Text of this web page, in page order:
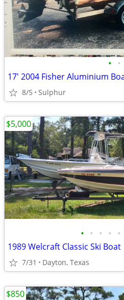
• •
17' 2004 Fisher Aluminium
8/5 Sulphur
• • • • •
1989 Welcraft Classic Ski Boat
7/31 Dayton, Texas
$5,000
$850